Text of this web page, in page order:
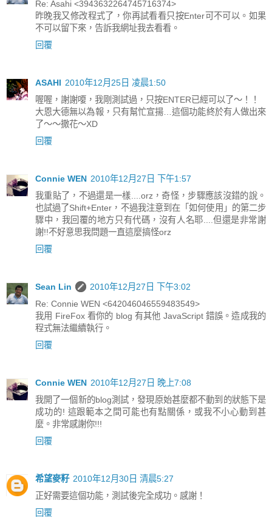
Re: Asahi <3943632264745716374>
昨晚我又修改程式了，你再試看看只按Enter可不可以。如果
不可以留下來，告訴我網址我去看看。
回覆
ASAHI 2010年12月25日 凌晨1:50
喔喔，謝謝嗄，我剛測試過，只按ENTER已經可以了～！！
大恩大德無以為報，只有幫忙宣揚…這個功能終於有人做出來
了～～撒花～XD
回覆
Connie WEN 2010年12月27日 下午1:57
我重貼了，不過還是一樣....orz，奇怪，步驟應該沒錯的說。
也試過了Shift+Enter，不過我注意到在「如何使用」的第二步
驟中，我回覆的地方只有代碼，沒有人名耶....但還是非常謝
謝!!不好意思我問題一直這麼搞怪orz
回覆
Sean Lin
2010年12月27日 下午3:02
Re: Connie WEN <642046046559483549>
我用 FireFox 看你的 blog 有其他 JavaScript 錯誤。造成我的
程式無法繼續執行。
回覆
Connie WEN 2010年12月27日 晚上7:08
我開了一個新的blog測試，發現原始甚麼都不動到的狀態下是
成功的! 這跟範本之間可能也有點關係，或我不小心動到甚
麼。非常感謝你!!!
回覆
希望麥籽 2010年12月30日 清晨5:27
正好需要這個功能，測試後完全成功。感謝！
回覆